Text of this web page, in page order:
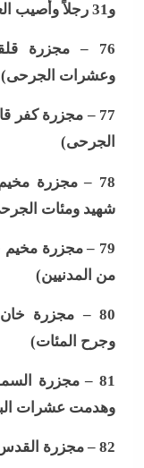
و31 رجلاً وأصيب العشرات
76 –
وعشرات الجرحى)
77 –
الجرحى)
78 –
شهيد ومئات
79 –
من المدنيين)
80 –
وجرح المئات)
81 –
وهدمت عشرات
82 – مجزرة القدس : 5 – 7/6/1967